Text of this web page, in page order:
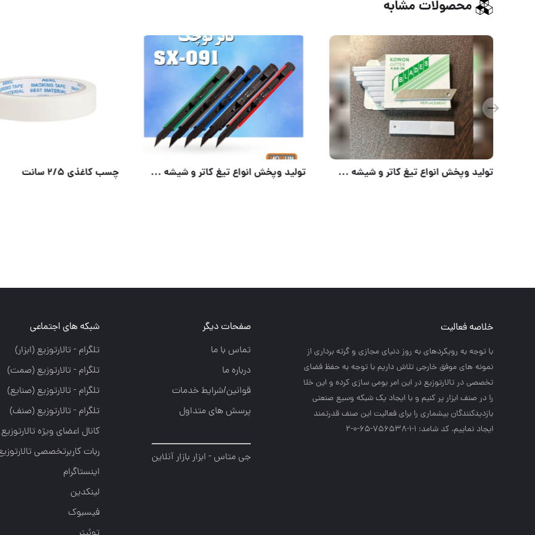
محصولات مشابه
سلام خدمت همکاران عزیز ... تولید وپخش انواع تیغ کاتر و شیشه پاکن
خلاصه فعالیت
با توجه به رويكردهاي به روز دنياي مجازي و گرته برداري از
نمونه هاي موفق خارجي تلاش داريم با توجه به حفظ فضاي
تخصصي در تالارتوزيع در اين امر بومي سازي كرده و اين خلا
را در صنف ابزار پر كنيم و با ايجاد يك شبكه وسيع صنعتي
بازديدكنندگان بيشماري را براي فعاليت اين صنف قدرتمند
ايجاد نماييم. کد شامد: 1-1-756538-65-0-2
صفحات دیگر
تماس با ما
درباره ما
قوانین/شرایط خدمات
پرسش های متداول
جی متاس - ابزار بازار آنلاین
شبکه های اجتماعی
تلگرام - تالارتوزيع (ابزار)
تلگرام - تالارتوزيع (صمت)
تلگرام - تالارتوزيع (صنايع)
تلگرام - تالارتوزیع (صنف)
کانال اعضای ویژه تالارتوزیع
ربات کاربرتخصصی
اینستاگرام
لینکدین
فیسبوک